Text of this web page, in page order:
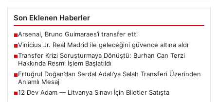
Son Eklenen Haberler
■Arsenal, Bruno Guimaraes’i transfer etti
■Vinicius Jr. Real Madrid ile geleceğini güvence altına aldı
■Transfer Krizi Soruşturmaya Dönüştü: Burhan Can Terzi
Hakkında Resmi İşlem Başlatıldı
■Ertuğrul Doğan’dan Serdal Adalı’ya Salah Transferi Üzerinden
Anlamlı Mesaj
■12 Dev Adam — Litvanya Sınavı İçin Biletler Satışta